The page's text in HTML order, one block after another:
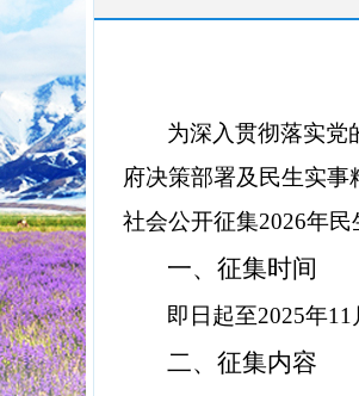
为深入贯彻落实党
府决策部署及民生实
社会公开征集2026年民
一、征集时间
即日起至2025年1 1
二、征集内容